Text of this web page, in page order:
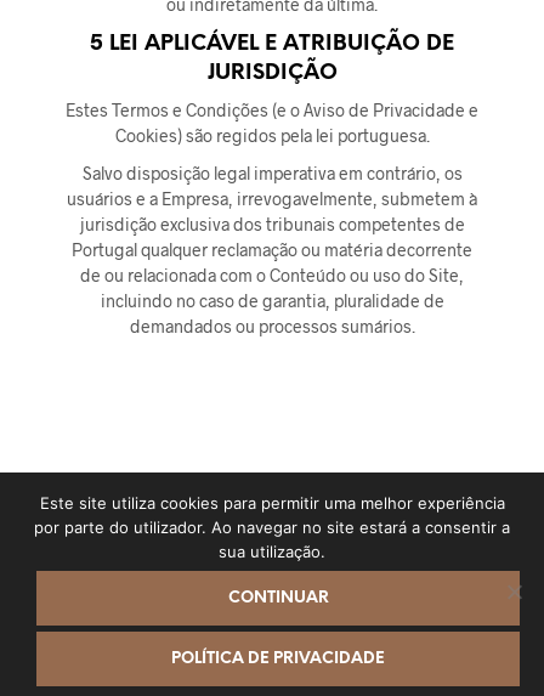
5 LEI APLICÁVEL E ATRIBUIÇÃO DE
JURISDIÇÃO
Estes Termos e Condições (e o Aviso de Privacidade e
Cookies) são regidos pela lei portuguesa.
Salvo disposição legal imperativa em contrário, os
usuários e a Empresa, irrevogavelmente, submetem à
jurisdição exclusiva dos tribunais competentes de
Portugal qualquer reclamação ou matéria decorrente
de ou relacionada com o Conteúdo ou uso do Site,
incluindo no caso de garantia, pluralidade de
demandados ou processos sumários.
O Mimado @ 2023 - Direitos reservados // Desenvolvimento
QOOB//Livro de Reclamações
Este site utiliza cookies para permitir uma melhor experiência
por parte do utilizador. Ao navegar no site estará a consentir a
sua utilização.
CONTINUAR
POLÍTICA DE PRIVACIDADE
Contacte-nos
OPEN